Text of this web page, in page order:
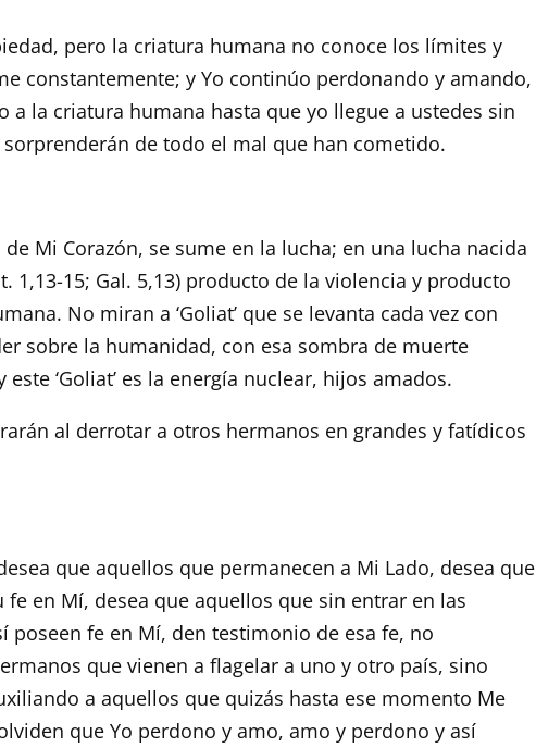
pero la criatura humana no conoce los límites y
constantemente; y Yo continúo perdonando y amando,
a la criatura humana hasta que yo llegue a ustedes sin
sorprenderán de todo el mal que han cometido.
Mi Corazón, se sume en la lucha; en una lucha nacida
1,13-15; Gal. 5,13) producto de la violencia y producto
No miran a ‘Goliat’ que se levanta cada vez con
sobre la humanidad, con esa sombra de muerte
‘Goliat’ es la energía nuclear, hijos amados.
al derrotar a otros hermanos en grandes y fatídicos
que aquellos que permanecen a Mi Lado, desea que
en Mí, desea que aquellos que sin entrar en las
poseen fe en Mí, den testimonio de esa fe, no
que vienen a flagelar a uno y otro país, sino
a aquellos que quizás hasta ese momento Me
que Yo perdono y amo, amo y perdono y así